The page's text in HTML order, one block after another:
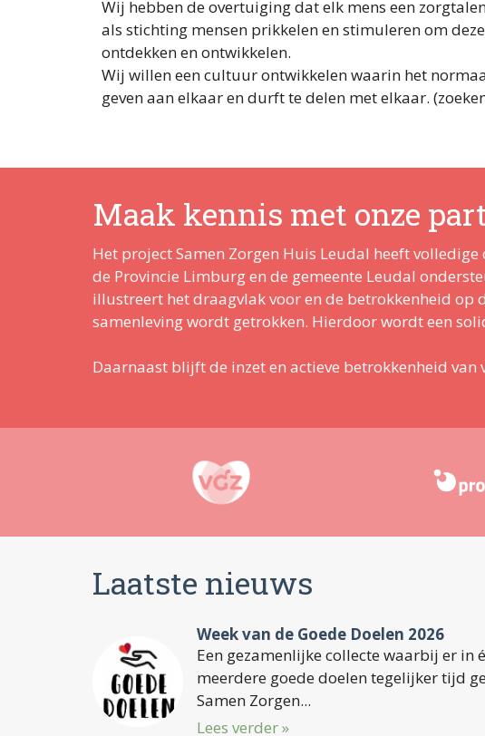
Wij hebben de overtuiging dat elk mens een
als stichting mensen prikkelen en stimuleren om
ontdekken en ontwikkelen.
Wij willen een cultuur ontwikkelen waarin het
geven aan elkaar en durft te delen met elkaar.
Maak kennis met onze
Het project Samen Zorgen Huis Leudal heeft
de Provincie Limburg en de gemeente Leudal
illustreert het draagvlak voor en de betrokkenheid op
samenleving wordt getrokken. Hierdoor wordt een
Daarnaast blijft de inzet en actieve betrokkenheid
Laatste nieuws
Week van de Goede Doelen 2026
Een gezamenlijke collecte waarbij er in
meerdere goede doelen tegelijker tijd
Samen Zorgen...
Lees verder »